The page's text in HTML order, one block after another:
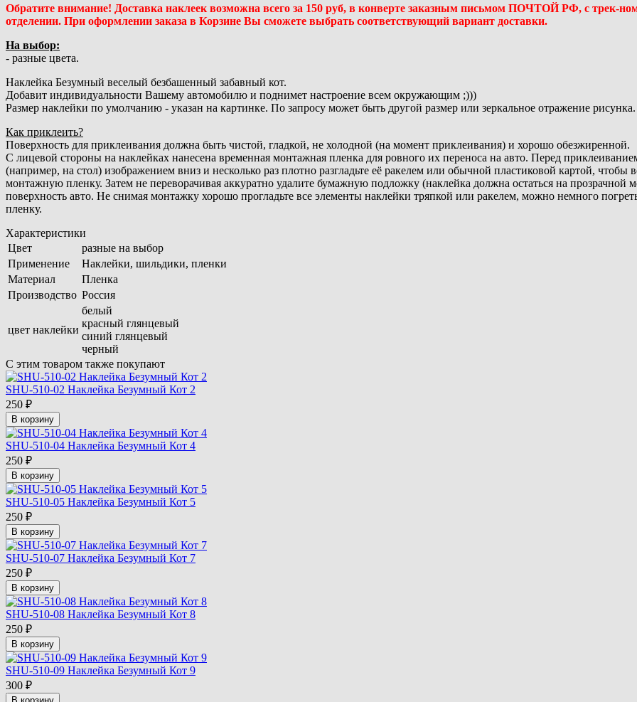
Обратите внимание! Доставка наклеек возможна всего за 150 руб, в конверте заказным письмом ПОЧТОЙ РФ, с трек-
отделении. При оформлении заказа в Корзине Вы сможете выбрать соответствующий вариант доставки.
На выбор:
- разные цвета.
Наклейка Безумный веселый безбашенный забавный кот.
Добавит индивидуальности Вашему автомобилю и поднимет настроение всем окружающим ;)))
Размер наклейки по умолчанию - указан на картинке. По запросу может быть другой размер или зеркальное отражение рисунка.
Как приклеить?
Поверхность для приклеивания должна быть чистой, гладкой, не холодной (на момент приклеивания) и хорошо обезжиренной.
С лицевой стороны на наклейках нанесена временная монтажная пленка для ровного их переноса на авто. Перед
(например, на стол) изображением вниз и несколько раз плотно разгладьте её ракелем или обычной пластиковой картой,
монтажную пленку. Затем не переворачивая аккуратно удалите бумажную подложку (наклейка должна остаться на
поверхность авто. Не снимая монтажку хорошо прогладьте все элементы наклейки тряпкой или ракелем, можно немного
пленку.
Характеристики
Цвет
разные на выбор
Применение
Наклейки, шильдики, пленки
Материал
Пленка
Производство Россия
цвет наклейки
белый
красный глянцевый
синий глянцевый
черный
С этим товаром также покупают
SHU-510-02 Наклейка Безумный Кот 2
250 ₽
В корзину
SHU-510-04 Наклейка Безумный Кот 4
250 ₽
В корзину
SHU-510-05 Наклейка Безумный Кот 5
250 ₽
В корзину
SHU-510-07 Наклейка Безумный Кот 7
250 ₽
В корзину
SHU-510-08 Наклейка Безумный Кот 8
250 ₽
В корзину
SHU-510-09 Наклейка Безумный Кот 9
300 ₽